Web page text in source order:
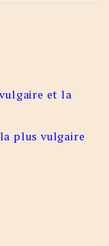
et la
plus vulgaire